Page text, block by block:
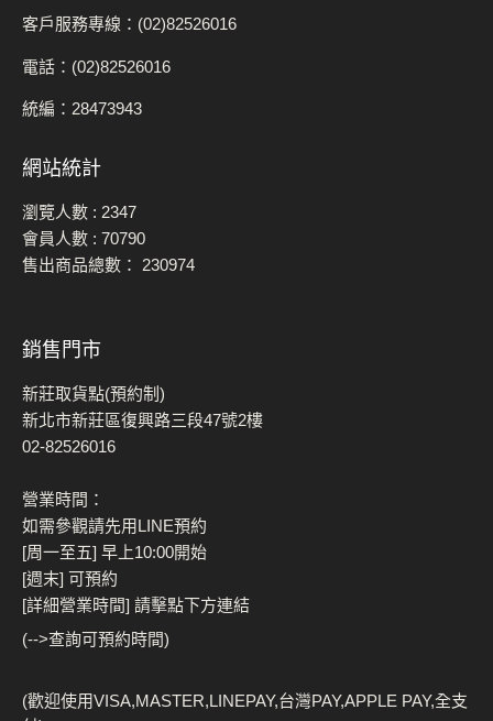
客戶服務專線：(02)82526016
電話：(02)82526016
統編：28473943
網站統計
瀏覽人數 : 2347
會員人數 : 70790
售出商品總數： 230974
銷售門市
新莊取貨點(預約制)
新北市新莊區復興路三段47號2樓
02-82526016
營業時間：
如需參觀請先用LINE預約
[周一至五] 早上10:00開始
[週末] 可預約
[詳細營業時間] 請擊點下方連結
(-->查詢可預約時間)
(歡迎使用VISA,MASTER,LINEPAY,台灣PAY,APPLE PAY,全支